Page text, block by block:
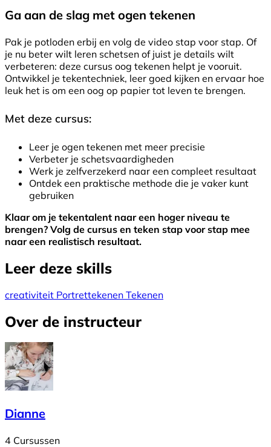
Ga aan de slag met ogen tekenen
Pak je potloden erbij en volg de video stap voor stap. Of
je nu beter wilt leren schetsen of juist je details wilt
verbeteren: deze cursus oog tekenen helpt je vooruit.
Ontwikkel je tekentechniek, leer goed kijken en ervaar hoe
leuk het is om een oog op papier tot leven te brengen.
Met deze cursus:
Leer je ogen tekenen met meer precisie
Verbeter je schetsvaardigheden
Werk je zelfverzekerd naar een compleet resultaat
Ontdek een praktische methode die je vaker kunt
gebruiken
Klaar om je tekentalent naar een hoger niveau te
brengen? Volg de cursus en teken stap voor stap mee
naar een realistisch resultaat.
Leer deze skills
creativiteit Portrettekenen Tekenen
Over de instructeur
Dianne
4 Cursussen